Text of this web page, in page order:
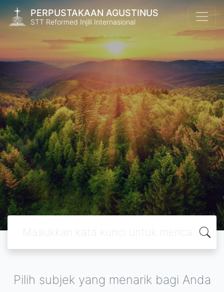
PERPUSTAKAAN AGUSTINUS
STT Reformed Injili Internasional
Pilih subjek yang menarik bagi Anda